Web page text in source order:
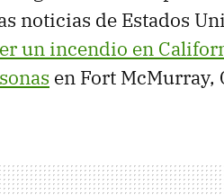
noticias de Estados
un incendio en
en Fort McMurray,